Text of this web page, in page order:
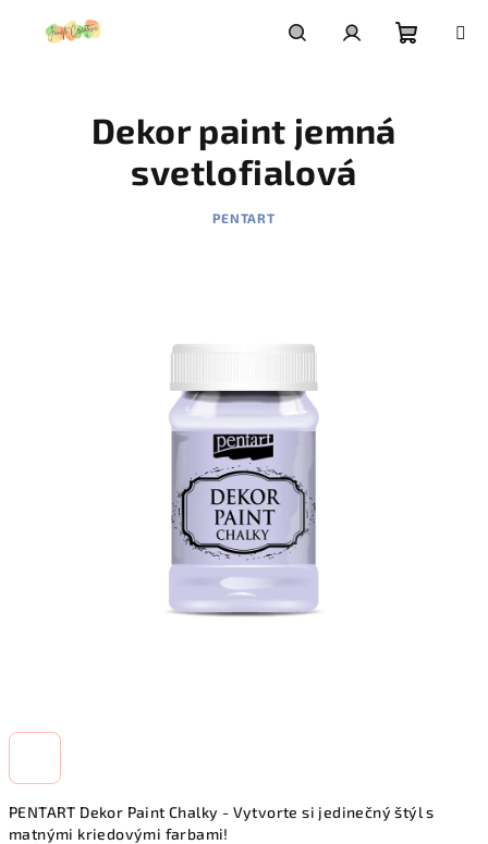
PENTART Dekor Paint Chalky - Vytvorte si jedinečný štýl s
matnými kriedovými farbami!
Dekor paint jemná
svetlofialová
PENTART